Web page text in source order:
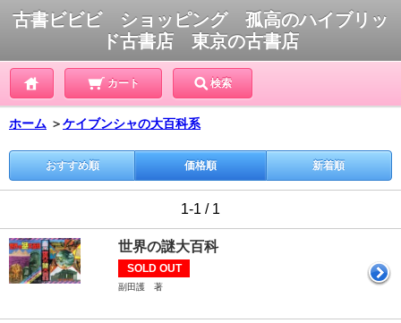
古書ビビビ ショッピング 孤高のハイブリッ
ド古書店 東京の古書店
カート 検索
ホーム ＞ケイブンシャの大百科系
おすすめ順 価格順 新着順
1-1 / 1
世界の謎大百科
SOLD OUT
副田護 著